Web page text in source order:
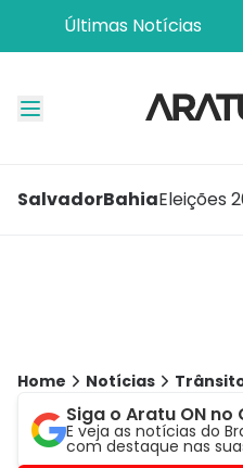
Últimas Notícias
SalvadorBahiaEleições
Home Notícias
Siga o Aratu ON no
E veja as notícias do
com destaque nas